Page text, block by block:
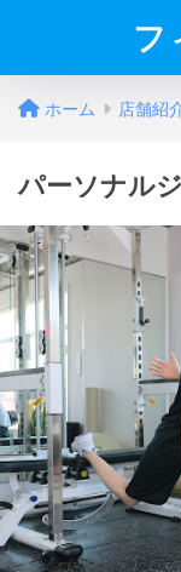
フ
ホーム 店舗紹
パーソナル